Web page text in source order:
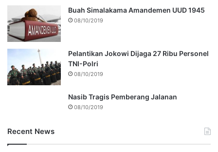
Buah Simalakama Amandemen UUD 1945
08/10/2019
Pelantikan Jokowi Dijaga 27 Ribu Personel
TNI-Polri
08/10/2019
Nasib Tragis Pemberang Jalanan
08/10/2019
Recent News